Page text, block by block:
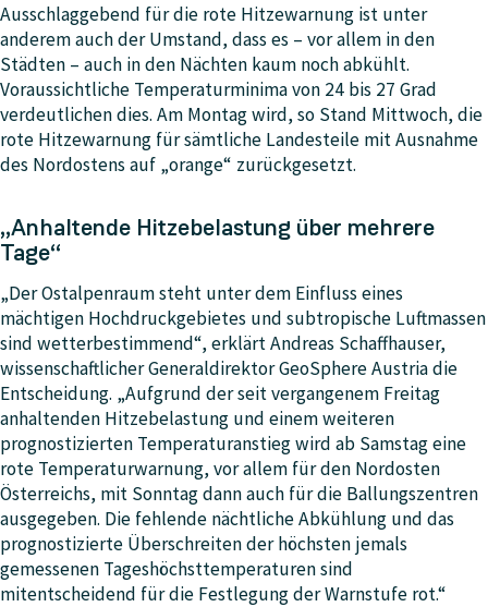
Ausschlaggebend für die rote Hitzewarnung ist unter
anderem auch der Umstand, dass es – vor allem in den
Städten – auch in den Nächten kaum noch abkühlt.
Voraussichtliche Temperaturminima von 24 bis 27 Grad
verdeutlichen dies. Am Montag wird, so Stand Mittwoch, die
rote Hitzewarnung für sämtliche Landesteile mit Ausnahme
des Nordostens auf „orange“ zurückgesetzt.
„Anhaltende Hitzebelastung über mehrere
Tage“
„Der Ostalpenraum steht unter dem Einfluss eines
mächtigen Hochdruckgebietes und subtropische Luftmassen
sind wetterbestimmend“, erklärt Andreas Schaffhauser,
wissenschaftlicher Generaldirektor GeoSphere Austria die
Entscheidung. „Aufgrund der seit vergangenem Freitag
anhaltenden Hitzebelastung und einem weiteren
prognostizierten Temperaturanstieg wird ab Samstag eine
rote Temperaturwarnung, vor allem für den Nordosten
Österreichs, mit Sonntag dann auch für die Ballungszentren
ausgegeben. Die fehlende nächtliche Abkühlung und das
prognostizierte Überschreiten der höchsten jemals
gemessenen Tageshöchsttemperaturen sind
mitentscheidend für die Festlegung der Warnstufe rot.“